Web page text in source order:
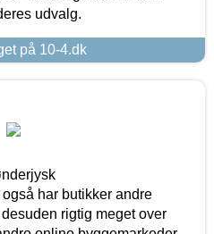
udvalg.
på 10-4.dk
har butikker andre
rigtig meget over